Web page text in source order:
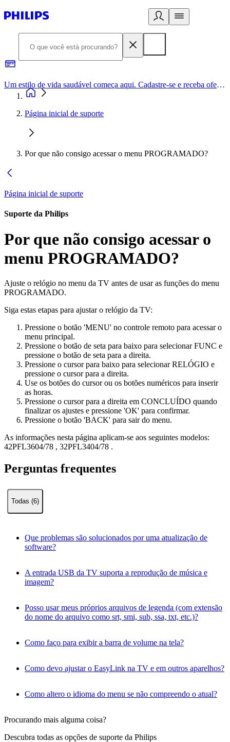
Um estilo de vida saudável começa aqui. Cadastre-se e receba ofertas exclusivas.
Página inicial de suporte
Por que não consigo acessar o menu PROGRAMADO?
Página inicial de suporte
Suporte da Philips
Por que não consigo acessar o
menu PROGRAMADO?
Ajuste o relógio no menu da TV antes de usar as funções do menu
PROGRAMADO.
Siga estas etapas para ajustar o relógio da TV:
Pressione o botão 'MENU' no controle remoto para acessar o
menu principal.
Pressione o botão de seta para baixo para selecionar FUNC e
pressione o botão de seta para a direita.
Pressione o cursor para baixo para selecionar RELÓGIO e
pressione o cursor para a direita.
Use os botões do cursor ou os botões numéricos para inserir
as horas.
Pressione o cursor para a direita em CONCLUÍDO quando
finalizar os ajustes e pressione 'OK' para confirmar.
Pressione o botão 'BACK' para sair do menu.
As informações nesta página aplicam-se aos seguintes modelos:
42PFL3604/78 , 32PFL3404/78 .
Perguntas frequentes
Todas (6)
Que problemas são solucionados por uma atualização de
software?
A entrada USB da TV suporta a reprodução de música e
imagem?
Posso usar meus próprios arquivos de legenda (com extensão
do nome do arquivo como srt, smi, sub, ssa, txt, etc.)?
Como faço para exibir a barra de volume na tela?
Como devo ajustar o EasyLink na TV e em outros aparelhos?
Como altero o idioma do menu se não compreendo o atual?
Procurando mais alguma coisa?
Descubra todas as opções de suporte da Philips